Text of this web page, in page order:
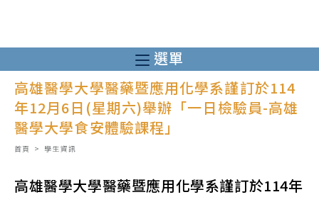
至
主
內
容
選單
高雄醫學大學醫藥暨應用化學系謹訂於114
年12月6日(星期六)舉辦「一日檢驗員-高雄
醫學大學食安體驗課程」
首頁 > 學生資訊
高雄醫學大學醫藥暨應用化學系謹訂於114年